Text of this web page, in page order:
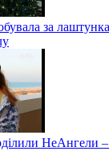
за
НеАнгели